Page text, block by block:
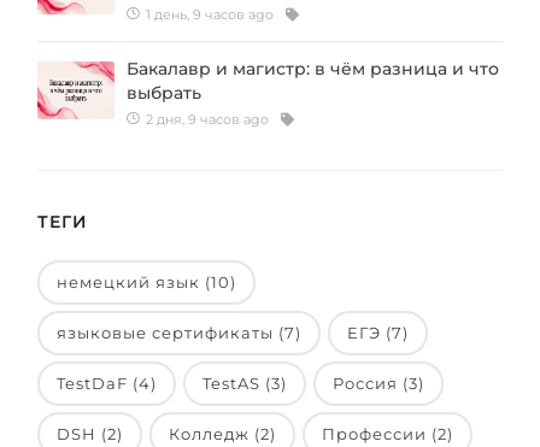
Наши студенты успешно поступают
КОНСУЛЬТАЦИЯ!
Беларусь
Другая страна
ЗАПИСАТЬСЯ НА КОНСУЛЬТАЦИЮ
1 день, 9 часов ago
Бакалавр и магистр: в чём разница и что
выбрать
2 дня, 9 часов ago
ТЕГИ
немецкий язык (10)
языковые сертификаты (7) ЕГЭ (7)
TestDaF (4) TestAS (3) Россия (3)
DSH (2) Колледж (2) Профессии (2)